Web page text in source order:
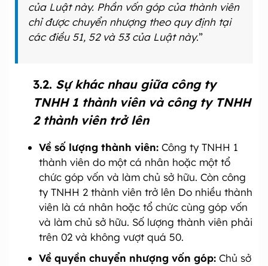
của Luật này. Phần vốn góp của thành viên
chỉ được chuyển nhượng theo quy định tại
các điều 51, 52 và 53 của Luật này.”
3.2. Sự khác nhau giữa công ty
TNHH 1 thành viên và công ty TNHH
2 thành viên trở lên
Về số lượng thành viên: Công ty TNHH 1
thành viên do một cá nhân hoặc một tổ
chức góp vốn và làm chủ sở hữu. Còn công
ty TNHH 2 thành viên trở lên Do nhiều thành
viên là cá nhân hoặc tổ chức cùng góp vốn
và làm chủ sở hữu. Số lượng thành viên phải
trên 02 và không vượt quá 50.
Về quyền chuyển nhượng vốn góp: Chủ sở